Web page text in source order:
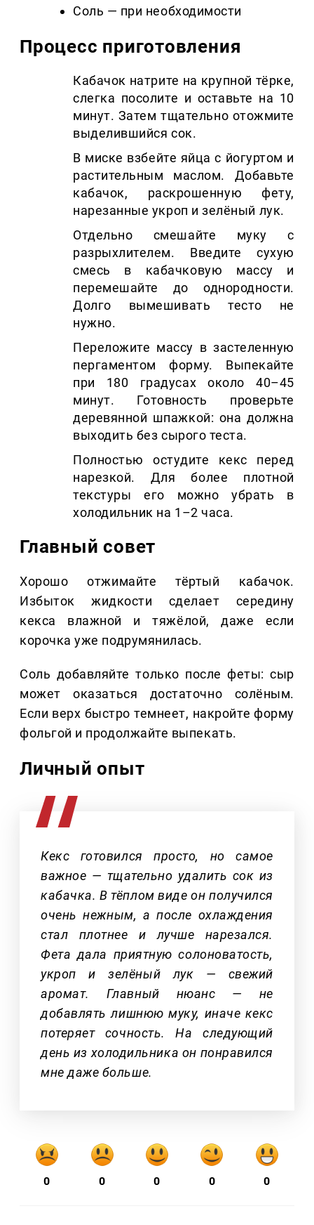
Соль — при необходимости
Процесс приготовления
Кабачок натрите на крупной тёрке,
слегка посолите и оставьте на 10
минут. Затем тщательно отожмите
выделившийся сок.
В миске взбейте яйца с йогуртом и
растительным маслом. Добавьте
кабачок, раскрошенную фету,
нарезанные укроп и зелёный лук.
Отдельно смешайте муку с
разрыхлителем. Введите сухую
смесь в кабачковую массу и
перемешайте до однородности.
Долго вымешивать тесто не
нужно.
Переложите массу в застеленную
пергаментом форму. Выпекайте
при 180 градусах около 40–45
минут. Готовность проверьте
деревянной шпажкой: она должна
выходить без сырого теста.
Полностью остудите кекс перед
нарезкой. Для более плотной
текстуры его можно убрать в
холодильник на 1–2 часа.
Главный совет
Хорошо отжимайте тёртый кабачок.
Избыток жидкости сделает середину
кекса влажной и тяжёлой, даже если
корочка уже подрумянилась.
Соль добавляйте только после феты: сыр
может оказаться достаточно солёным.
Если верх быстро темнеет, накройте форму
фольгой и продолжайте выпекать.
Личный опыт
Кекс готовился просто, но самое
важное — тщательно удалить сок из
кабачка. В тёплом виде он получился
очень нежным, а после охлаждения
стал плотнее и лучше нарезался.
Фета дала приятную солоноватость,
укроп и зелёный лук — свежий
аромат. Главный нюанс — не
добавлять лишнюю муку, иначе кекс
потеряет сочность. На следующий
день из холодильника он понравился
мне даже больше.
0 0 0 0 0